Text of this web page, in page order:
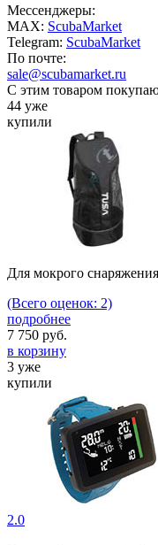
Мессенджеры:
MAX: ScubaMarket
Telegram: ScubaMarket
По почте:
sale@scubamarket.ru
С этим товаром
44 уже
купили
Для мокрого снаряжения
(Всего оценок: 2)
подробнее
7 750 руб.
в корзину
3 уже
купили
2.0